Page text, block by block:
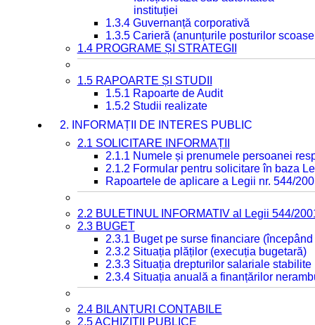
instituției
1.3.4 Guvernanță corporativă
1.3.5 Carieră (anunțurile posturilor
1.4 PROGRAME ȘI STRATEGII
1.5 RAPOARTE ȘI STUDII
1.5.1 Rapoarte de Audit
1.5.2 Studii realizate
2. INFORMAȚII DE INTERES PUBLIC
2.1 SOLICITARE INFORMAȚII
2.1.1 Numele și prenumele persoanei
2.1.2 Formular pentru solicitare în baza
Rapoartele de aplicare a Legii nr. 544/
2.2 BULETINUL INFORMATIV al Legii 544/
2.3 BUGET
2.3.1 Buget pe surse financiare
2.3.2 Situația plăților (execuția bugetară)
2.3.3 Situația drepturilor salariale
2.3.4 Situația anuală a finanțărilor
2.4 BILANȚURI CONTABILE
2.5 ACHIZIȚII PUBLICE